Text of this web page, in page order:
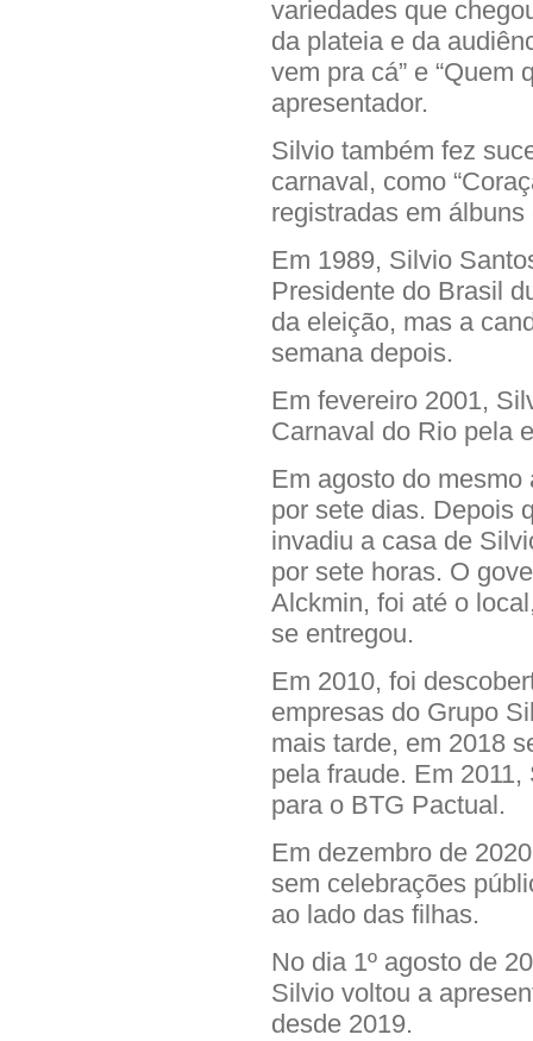
variedades que
da plateia e da
vem pra cá” e “Quem
apresentador.
Silvio também fez
carnaval, como
registradas em
Em 1989, Silvio
Presidente do Brasil
da eleição, mas a
semana depois.
Em fevereiro 2001,
Carnaval do Rio pela
Em agosto do
por sete dias. Depois
invadiu a casa de
por sete horas. O
Alckmin, foi até o
se entregou.
Em 2010, foi
empresas do Grupo
mais tarde, em 2018
pela fraude. Em
para o BTG Pactual.
Em dezembro de
sem celebrações
ao lado das filhas.
No dia 1º agosto de
Silvio voltou a
desde 2019.